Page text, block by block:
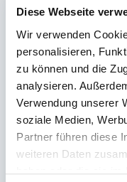
Diese Webseite
Wir verwenden
personalisieren,
zu können und die
analysieren.
Verwendung unserer
soziale Medien,
Partner führen diese
weiteren Daten
Servierplatte,